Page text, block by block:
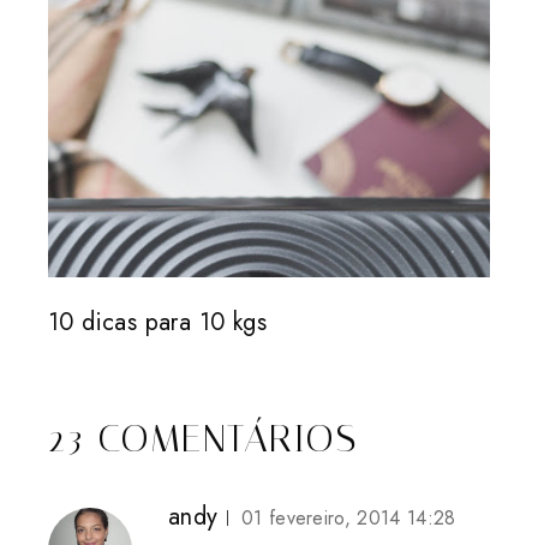
10 dicas para 10 kgs
23 COMENTÁRIOS
andy
01 fevereiro, 2014 14:28